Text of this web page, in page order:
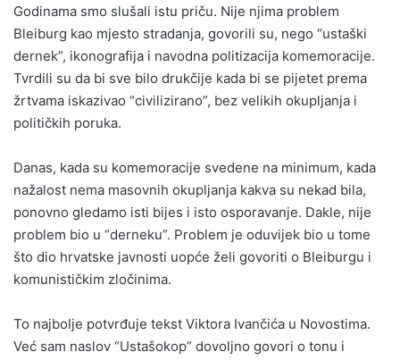
Godinama smo slušali istu priču. Nije njima problem
Bleiburg kao mjesto stradanja, govorili su, nego “ustaški
dernek”, ikonografija i navodna politizacija komemoracije.
Tvrdili su da bi sve bilo drukčije kada bi se pijetet prema
žrtvama iskazivao “civilizirano”, bez velikih okupljanja i
političkih poruka.
Danas, kada su komemoracije svedene na minimum, kada
nažalost nema masovnih okupljanja kakva su nekad bila,
ponovno gledamo isti bijes i isto osporavanje. Dakle, nije
problem bio u “derneku”. Problem je oduvijek bio u tome
što dio hrvatske javnosti uopće želi govoriti o Bleiburgu i
komunističkim zločinima.
To najbolje potvrđuje tekst Viktora Ivančića u Novostima.
Već sam naslov “Ustašokop” dovoljno govori o tonu i